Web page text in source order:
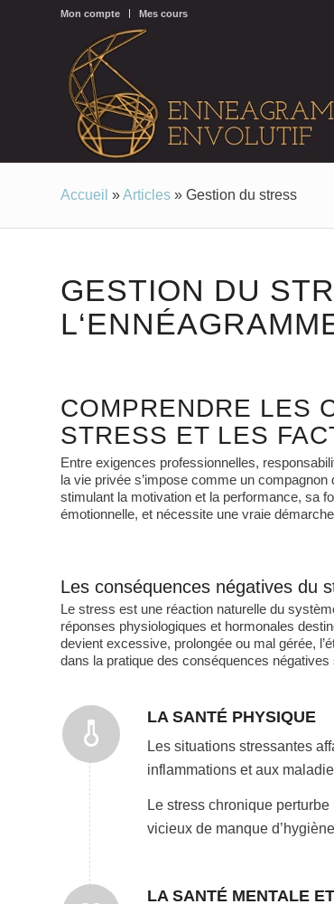
Mon compte Mes cours
Accueil »Articles » Gestion du stress
GESTION DU
COMPRENDRE LES
STRESS ET LES
Entre exigences professionnelles,
la vie privée s’impose comme un compagnon
stimulant la motivation et la performance, sa
émotionnelle, et nécessite une vraie
Les conséquences négatives du
Le stress est une réaction naturelle du
réponses physiologiques et hormonales
devient excessive, prolongée ou mal gérée,
dans la pratique des conséquences négatives
LA SANTÉ PHYSIQUE
Les situations stressantes
inflammations et aux
Le stress chronique
vicieux de manque
LA SANTÉ MENTALE